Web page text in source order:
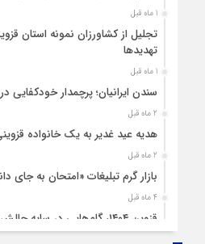
1 ماه قبل
تجلیل از کشاورزان نمونه استان
تهدیدها
1 ماه قبل
سندن ایرانیان؛ پرچمدار
2 ماه قبل
هدیه عید غدیر به یک خانواده
2 ماه قبل
بازار گرم تبلیغات «امتحان به جای
4 ماه قبل
قزوین ۱۴۰۴، گام‌هایی در سایه چالش‌ها